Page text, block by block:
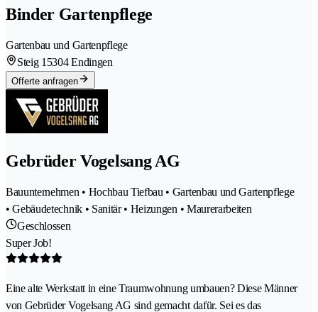
Binder Gartenpflege
Gartenbau und Gartenpflege
Steig 1 5304 Endingen
Offerte anfragen
Gebrüder Vogelsang AG
Bauunternehmen • Hochbau Tiefbau • Gartenbau und Gartenpflege
• Gebäudetechnik • Sanitär • Heizungen • Maurerarbeiten
Geschlossen
Super Job!
Eine alte Werkstatt in eine Traumwohnung umbauen? Diese Männer
von Gebrüder Vogelsang AG sind gemacht dafür. Sei es das